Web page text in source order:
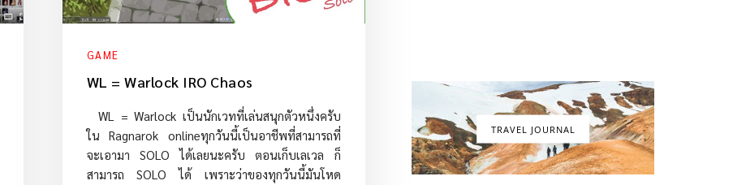
GAME
WL = Warlock IRO Chaos
WL = Warlock เป็นนักเวทที่เล่นสนุกตัวหนึ่งครับ
ใน Ragnarok onlineทุกวันนี้เป็นอาชีพที่สามารถที่
จะเอามา SOLO ได้เลยนะครับ ตอนเก็บเลเวล ก็
สามารถ SOLO ได้ เพราะว่าของทุกวันนี้มันโหด
TRAVEL JOURNAL